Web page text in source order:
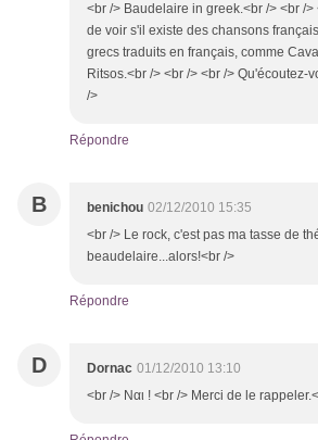
<br /> Baudelaire in greek.<br /> <br /
de voir s'il existe des chansons
grecs traduits en français, comme
Ritsos.<br /> <br /> <br /> Qu'écoutez-
/>
Répondre
B benichou 02/12/2010 15:35
<br /> Le rock, c'est pas ma tasse de
beaudelaire...alors!<br />
Répondre
D Dornac 01/12/2010 13:10
<br /> Ναι ! <br /> Merci de le